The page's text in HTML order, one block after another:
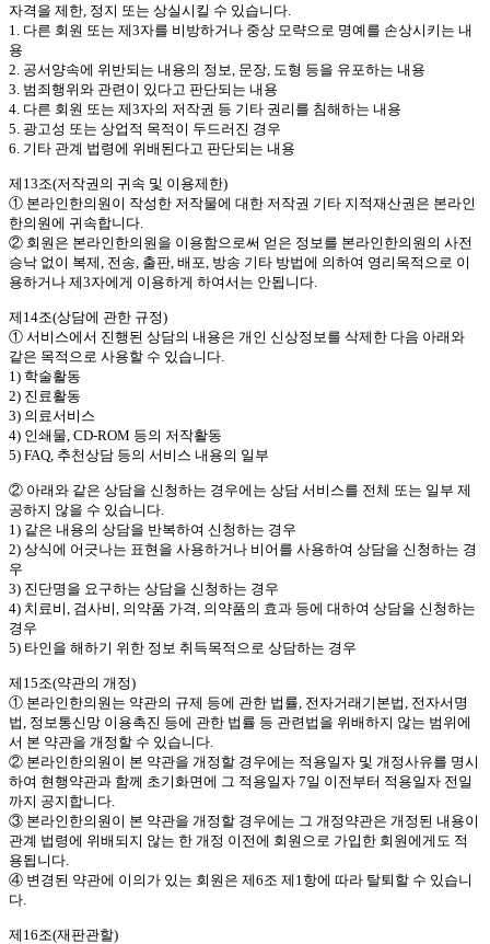
자격을 제한, 정지 또는 상실시킬 수 있습니다.
1. 다른 회원 또는 제3자를 비방하거나 중상 모략으로 명예를 손상시키는 내
용
2. 공서양속에 위반되는 내용의 정보, 문장, 도형 등을 유포하는 내용
3. 범죄행위와 관련이 있다고 판단되는 내용
4. 다른 회원 또는 제3자의 저작권 등 기타 권리를 침해하는 내용
5. 광고성 또는 상업적 목적이 두드러진 경우
6. 기타 관계 법령에 위배된다고 판단되는 내용
제13조(저작권의 귀속 및 이용제한)
① 본라인한의원이 작성한 저작물에 대한 저작권 기타 지적재산권은 본라인
한의원에 귀속합니다.
② 회원은 본라인한의원을 이용함으로써 얻은 정보를 본라인한의원의 사전
승낙 없이 복제, 전송, 출판, 배포, 방송 기타 방법에 의하여 영리목적으로 이
용하거나 제3자에게 이용하게 하여서는 안됩니다.
제14조(상담에 관한 규정)
① 서비스에서 진행된 상담의 내용은 개인 신상정보를 삭제한 다음 아래와
같은 목적으로 사용할 수 있습니다.
1) 학술활동
2) 진료활동
3) 의료서비스
4) 인쇄물, CD-ROM 등의 저작활동
5) FAQ, 추천상담 등의 서비스 내용의 일부
② 아래와 같은 상담을 신청하는 경우에는 상담 서비스를 전체 또는 일부 제
공하지 않을 수 있습니다.
1) 같은 내용의 상담을 반복하여 신청하는 경우
2) 상식에 어긋나는 표현을 사용하거나 비어를 사용하여 상담을 신청하는 경
우
3) 진단명을 요구하는 상담을 신청하는 경우
4) 치료비, 검사비, 의약품 가격, 의약품의 효과 등에 대하여 상담을 신청하는
경우
5) 타인을 해하기 위한 정보 취득목적으로 상담하는 경우
제15조(약관의 개정)
① 본라인한의원는 약관의 규제 등에 관한 법률, 전자거래기본법, 전자서명
법, 정보통신망 이용촉진 등에 관한 법률 등 관련법을 위배하지 않는 범위에
서 본 약관을 개정할 수 있습니다.
② 본라인한의원이 본 약관을 개정할 경우에는 적용일자 및 개정사유를 명시
하여 현행약관과 함께 초기화면에 그 적용일자 7일 이전부터 적용일자 전일
까지 공지합니다.
③ 본라인한의원이 본 약관을 개정할 경우에는 그 개정약관은 개정된 내용이
관계 법령에 위배되지 않는 한 개정 이전에 회원으로 가입한 회원에게도 적
용됩니다.
④ 변경된 약관에 이의가 있는 회원은 제6조 제1항에 따라 탈퇴할 수 있습니
다.
제16조(재판관할)